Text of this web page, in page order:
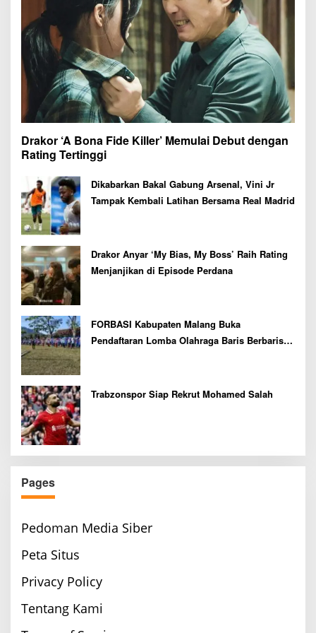
Drakor ‘A Bona Fide Killer’ Memulai Debut dengan
Rating Tertinggi
Dikabarkan Bakal Gabung Arsenal, Vini Jr
Tampak Kembali Latihan Bersama Real Madrid
Drakor Anyar ‘My Bias, My Boss’ Raih Rating
Menjanjikan di Episode Perdana
FORBASI Kabupaten Malang Buka
Pendaftaran Lomba Olahraga Baris Berbaris
Trabzonspor Siap Rekrut Mohamed Salah
Pages
Pedoman Media Siber
Peta Situs
Privacy Policy
Tentang Kami